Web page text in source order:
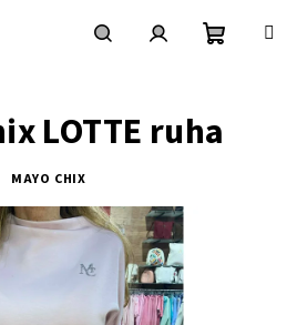
LOTTE ruha
MAYO CHIX